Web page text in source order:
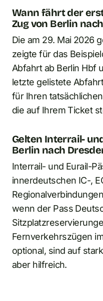
Wann fährt der
Zug von Berlin
Die am 29. Mai 2026
zeigte für das
Abfahrt ab Berlin Hbf
letzte gelistete
für Ihren
die auf Ihrem Ticket
Gelten Interrail-
Berlin nach
Interrail- und Eurail-
innerdeutschen IC-,
wenn der Pass
Fernverkehrszügen
optional, sind auf
aber hilfreich.